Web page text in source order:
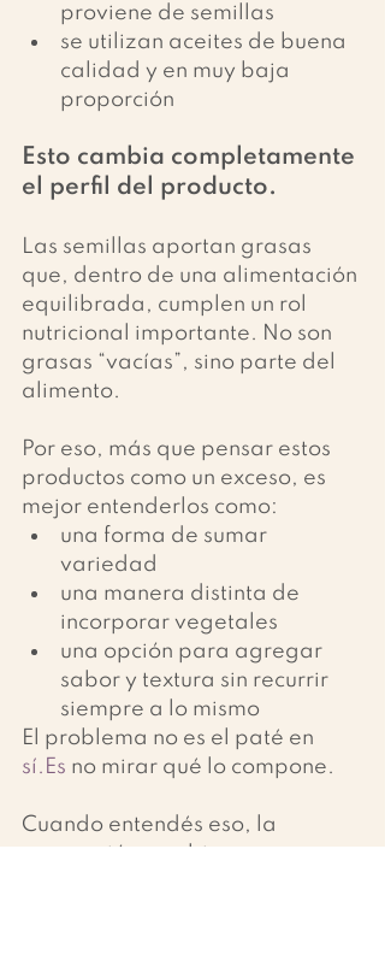
proviene de semillas
se utilizan aceites de buena
calidad y en muy baja
proporción
Esto cambia completamente
el perfil del producto.
Las semillas aportan grasas
que, dentro de una alimentación
equilibrada, cumplen un rol
nutricional importante. No son
grasas “vacías”, sino parte del
alimento.
Por eso, más que pensar estos
productos como un exceso, es
mejor entenderlos como:
una forma de sumar
variedad
una manera distinta de
incorporar vegetales
una opción para agregar
sabor y textura sin recurrir
siempre a lo mismo
El problema no es el paté en
sí.Es no mirar qué lo compone.
Cuando entendés eso, la
percepción cambia.